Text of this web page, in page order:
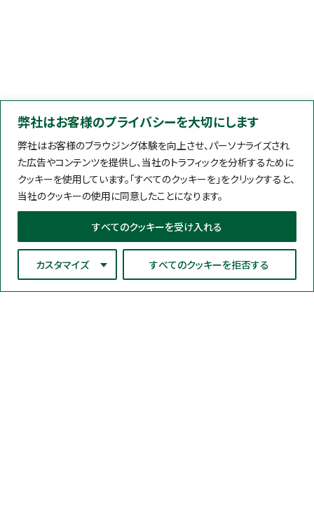
弊社はお客様のプライバシーを大切にします
弊社はお客様のブラウジング体験を向上させ、パーソナライズされ
た広告やコンテンツを提供し、当社のトラフィックを分析するために
クッキーを使用しています。「すべてのクッキーを」をクリックすると、
当社のクッキーの使用に同意したことになります。
カスタマイズ すべてのクッキーを拒否する
すべてのクッキーを受け入れる